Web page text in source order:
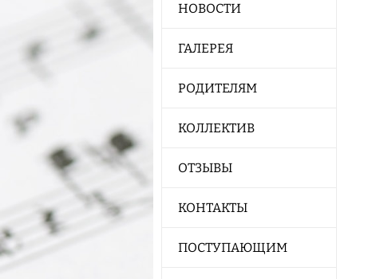
НОВОСТИ
ГАЛЕРЕЯ
РОДИТЕЛЯМ
КОЛЛЕКТИВ
ОТЗЫВЫ
КОНТАКТЫ
ПОСТУПАЮЩИМ